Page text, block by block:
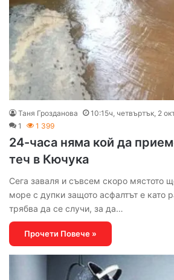
Таня Грозданова
10:15ч, четвъртък, 2
1
1 399
24-часа няма кой да
теч в Кючука
Сега заваля и съвсем скоро мястото
море с дупки защото асфалтът е като
трябва да се случи, за да…
Прочети Повече »